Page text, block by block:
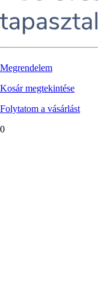
Megrendelem
Kosár megtekintése
Folytatom a vásárlást
0